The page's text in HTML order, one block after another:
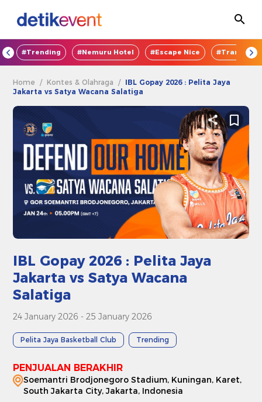
#Trending #Nemuru Hotel #Escape Nice
Home /Kontes & Olahraga / IBL Gopay 2026 : Pelita Jaya
Jakarta vs Satya Wacana Salatiga
IBL Gopay 2026 : Pelita Jaya
Jakarta vs Satya Wacana
Salatiga
24 January 2026 - 25 January 2026
Pelita Jaya Basketball Club Trending
PENJUALAN BERAKHIR
Soemantri Brodjonegoro Stadium, Kuningan, Karet,
South Jakarta City, Jakarta, Indonesia